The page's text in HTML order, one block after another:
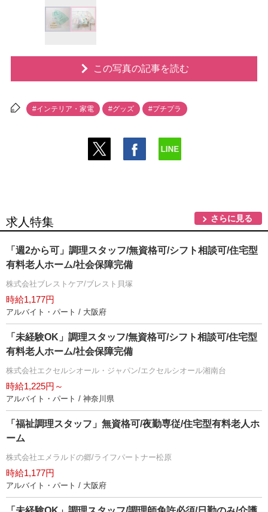
この写真の記事を読む
#インテリア・家電 #グッズ #プチプラ
求人特集 さらに見る
「週2から可」調理スタッフ/無資格可/シフト相談可/住宅型
有料老人ホーム/社会保障完備
株式会社ブレストケア/ブレスト貝塚
時給1,177円
アルバイト・パート / 大阪府
「未経験OK」調理スタッフ/無資格可/シフト相談可/住宅型
有料老人ホーム/社会保障完備
株式会社エクセルシオール・ジャパン/エクセルシオール湘南台
時給1,225円～
アルバイト・パート / 神奈川県
「福祉調理スタッフ」無資格可/夜勤専従/住宅型有料老人ホ
ーム
株式会社エメラルドの郷/ライフパートナー松原
時給1,177円
アルバイト・パート / 大阪府